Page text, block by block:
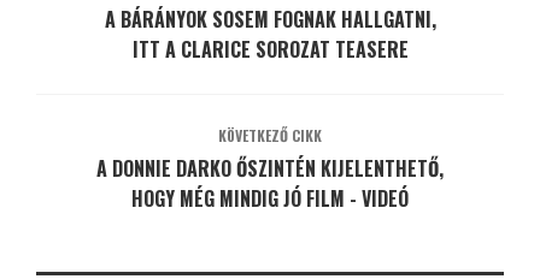
A BÁRÁNYOK SOSEM FOGNAK HALLGATNI,
ITT A CLARICE SOROZAT TEASERE
KÖVETKEZŐ CIKK
A DONNIE DARKO ŐSZINTÉN KIJELENTHETŐ,
HOGY MÉG MINDIG JÓ FILM - VIDEÓ